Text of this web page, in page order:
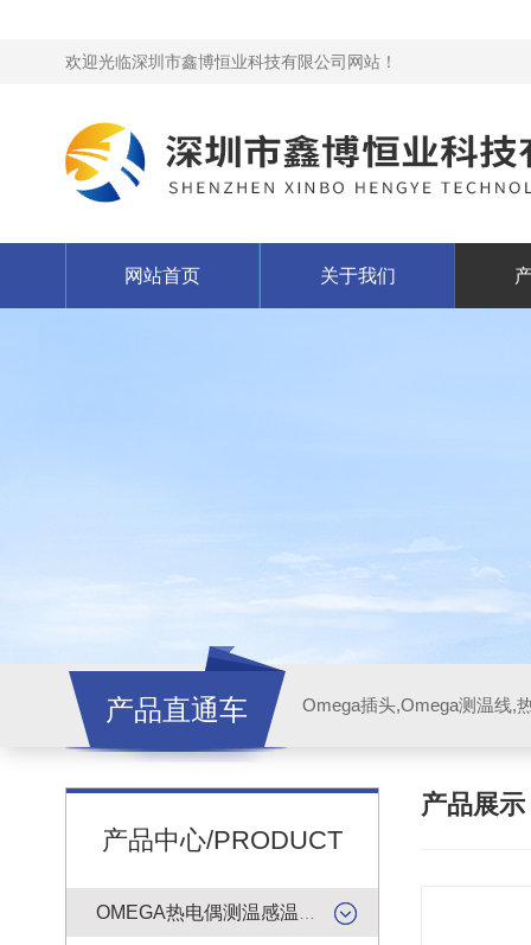
欢迎光临深圳市鑫博恒业科技有限公司网站！
网站首页 关于我们
产品直通车
产品中心/PRODUCT
产品展示